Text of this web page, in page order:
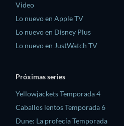
Video
Lo nuevo en Apple TV
Lo nuevo en Disney Plus
Lo nuevo en JustWatch TV
Próximas series
Yellowjackets Temporada 4
Caballos lentos Temporada 6
Dune: La profecía Temporada